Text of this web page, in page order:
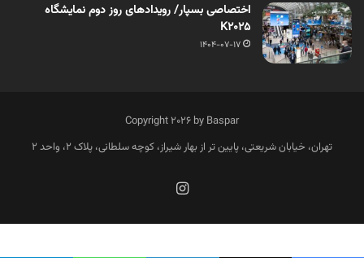
اختصاصی بسپار/ رویدادهای روز دوم نمایشگاه
K2025
1404-07-17
Copyright 2026 by Baspar
تهران، خیابان شریعتی، پایین تر از بهار شیراز، کوچه سلطانی، پلاک 2، واحد 2